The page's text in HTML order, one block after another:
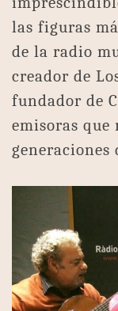
las figuras
de la radio
creador de
fundador de
emisoras